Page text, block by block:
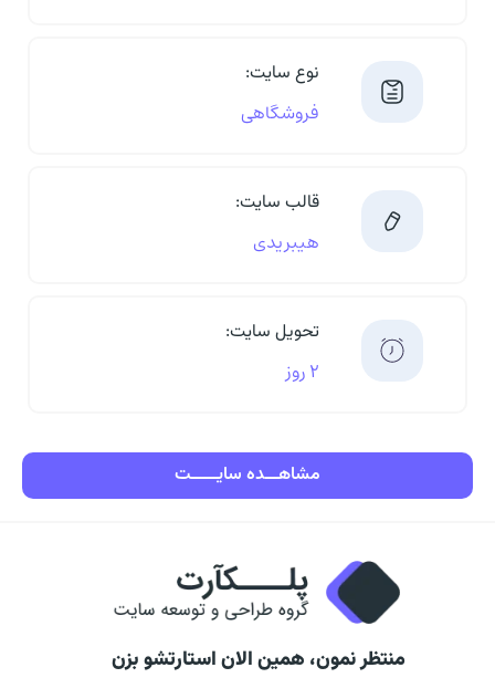
نوع سایت:
فروشگاهی
قالب سایت:
هیبریدی
تحویل سایت:
۲ روز
مشاهـــده سایــــــت
منتظر نمون، همین الان استارتشو بزن